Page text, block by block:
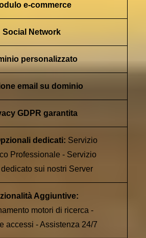
e-commerce
Social Network
personalizzato
email su dominio
GDPR garantita
dedicati: Servizio
Professionale - Servizio
sui nostri Server
Aggiuntive:
motori di ricerca -
accessi - Assistenza 24/7